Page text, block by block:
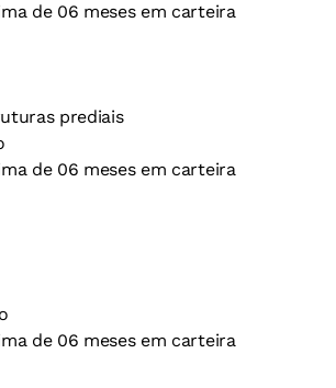
de 06 meses em carteira
prediais
de 06 meses em carteira
de 06 meses em carteira